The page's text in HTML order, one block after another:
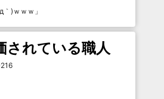
｀)ｗｗｗ 」
されている職人